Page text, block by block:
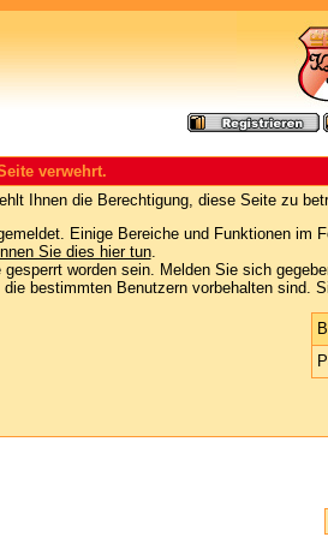
verwehrt.
Ihnen die Berechtigung, diese Seite zu
Einige Bereiche und Funktionen im
Sie dies hier tun.
gesperrt worden sein. Melden Sie sich
bestimmten Benutzern vorbehalten sind.